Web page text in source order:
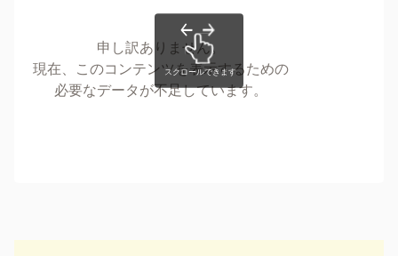
申し訳ありません。
現在、このコンテンツを表示するための
必要なデータが不足しています。